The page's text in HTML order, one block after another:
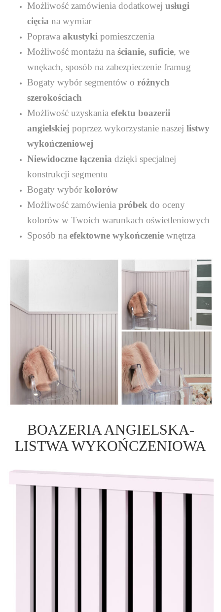
Możliwość zamówienia dodatkowej usługi
cięcia na wymiar
Poprawa akustyki pomieszczenia
Możliwość montażu na ścianie, suficie, we
wnękach, sposób na zabezpieczenie framug
Bogaty wybór segmentów o różnych
szerokościach
Możliwość uzyskania efektu boazerii
angielskiej poprzez wykorzystanie naszej listwy
wykończeniowej
Niewidoczne łączenia dzięki specjalnej
konstrukcji segmentu
Bogaty wybór kolorów
Możliwość zamówienia próbek do oceny
kolorów w Twoich warunkach oświetleniowych
Sposób na efektowne wykończenie wnętrza
BOAZERIA ANGIELSKA-
LISTWA WYKOŃCZENIOWA